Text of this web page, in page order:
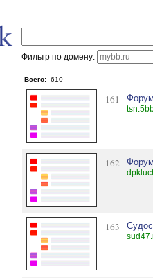
Фильтр по домену:
Всего: 610
161
162
163